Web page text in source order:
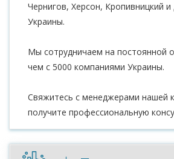
Чернигов, Херсон, Кропивницкий и
Украины.
Мы сотрудничаем на постоянной
чем с 5000 компаниями Украины.
Свяжитесь с менеджерами нашей
получите профессиональную